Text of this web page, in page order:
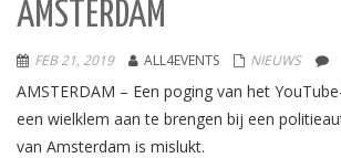
AMSTERDAM
FEB 21, 2019 ALL4EVENTS NIEUWS
AMSTERDAM – Een poging van het
een wielklem aan te brengen bij een
van Amsterdam is mislukt.